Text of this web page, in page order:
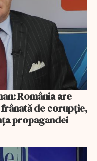
de corupție,
propagandei